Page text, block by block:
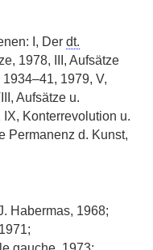
I, Der dt.
1978, III, Aufsätze
1979, V,
Aufsätze u.
Konterrevolution u.
Permanenz d. Kunst,
Habermas, 1968;